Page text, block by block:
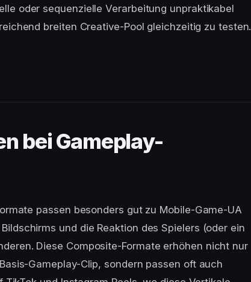
oder sequenzielle Verarbeitung unpraktikabel
breiten Creative-Pool gleichzeitig zu testen.
bei Gameplay-
passen besonders gut zu Mobile-Game-UA
und die Reaktion des Spielers (oder ein
Diese Composite-Formate erhöhen nicht nur
Gameplay-Clip, sondern passen oft auch